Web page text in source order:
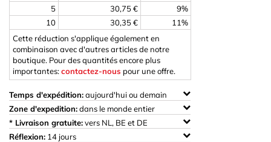
5
30,75 €
9%
10
30,35 €
11%
Cette réduction s'applique également en
combinaison avec d'autres articles de notre
boutique. Pour des quantités encore plus
importantes:contactez-nous pour une offre.
Temps d'expédition:aujourd'hui ou demain
Zone d'expedition:dans le monde entier
* Livraison gratuite:vers NL, BE et DE
Réflexion: 14 jours